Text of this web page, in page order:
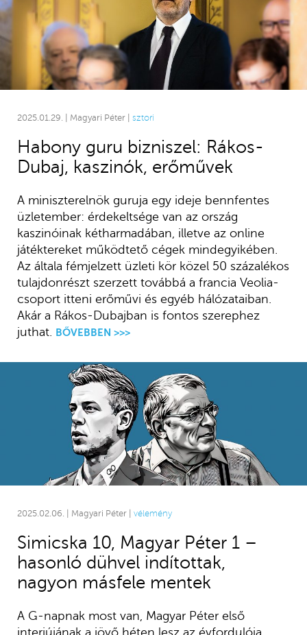
2025.02.06. | Magyari Péter | vélemény
Simicska 10, Magyar Péter 1 –
hasonló dühvel indítottak,
nagyon másfele mentek
A G-napnak most van, Magyar Péter első
interjújának a jövő héten lesz az évfordulója.
2025.01.29. | Magyari Péter | sztori
Habony guru bizniszel: Rákos-
Dubaj, kaszinók, erőművek
A miniszterelnök guruja egy ideje bennfentes
üzletember: érdekeltsége van az ország
kaszinóinak kétharmadában, illetve az online
játéktereket működtető cégek mindegyikében.
Az általa fémjelzett üzleti kör közel 50 százalékos
tulajdonrészt szerzett továbbá a francia Veolia-
csoport itteni erőművi és egyéb hálózataiban.
Akár a Rákos-Dubajban is fontos szerephez
juthat.
BŐVEBBEN >>>